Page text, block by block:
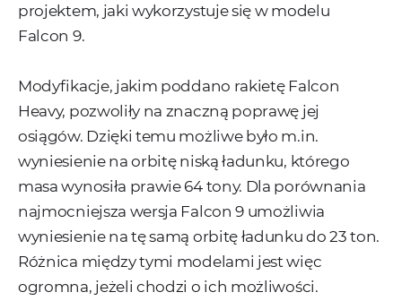
projektem, jaki wykorzystuje się w modelu
Falcon 9.
Modyfikacje, jakim poddano rakietę Falcon
Heavy, pozwoliły na znaczną poprawę jej
osiągów. Dzięki temu możliwe było m.in.
wyniesienie na orbitę niską ładunku, którego
masa wynosiła prawie 64 tony. Dla porównania
najmocniejsza wersja Falcon 9 umożliwia
wyniesienie na tę samą orbitę ładunku do 23 ton.
Różnica między tymi modelami jest więc
ogromna, jeżeli chodzi o ich możliwości.